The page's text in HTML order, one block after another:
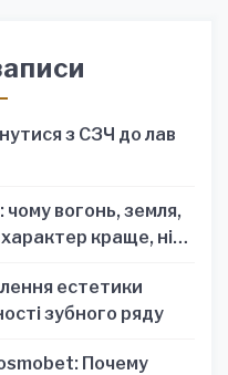
з СЗЧ до лав
чому вогонь, земля,
краще, ніж
естетики
зубного ряду
Почему